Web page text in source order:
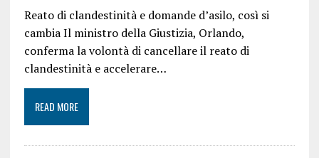
Reato di clandestinità e domande d’asilo, così si
cambia Il ministro della Giustizia, Orlando,
conferma la volontà di cancellare il reato di
clandestinità e accelerare…
READ MORE